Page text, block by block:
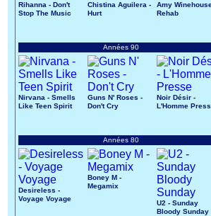
Rihanna - Don't
Stop The Music
Chistina Aguilera -
Hurt
Amy
Rehab
Années 90
Nirvana - Smells
Like Teen Spirit
Guns N' Roses -
Don't Cry
Noir Désir -
L'Homme
Années 80
Desireless -
Voyage Voyage
Boney M -
Megamix
U2 - Sunday
Bloody Sunday